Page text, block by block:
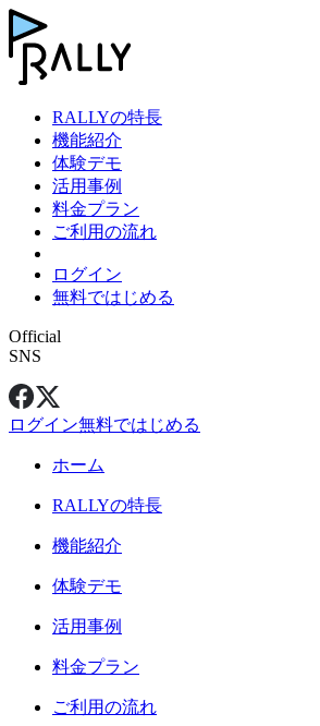
RALLYの特長
機能紹介
体験デモ
活用事例
料金プラン
ご利用の流れ
ログイン
無料ではじめる
Official
SNS
ログイン無料ではじめる
ホーム
RALLYの特長
機能紹介
体験デモ
活用事例
料金プラン
ご利用の流れ